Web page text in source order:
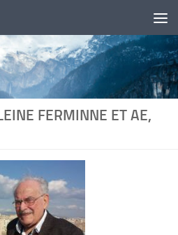
FERMINNE ET AE,